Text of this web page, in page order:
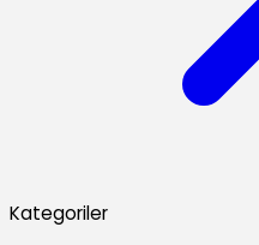
Kategoriler